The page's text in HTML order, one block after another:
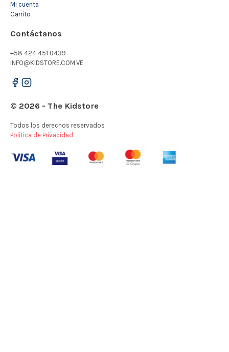
Mi cuenta
Carrito
Contáctanos
+58 424 451 0439
INFO@KIDSTORE.COM.VE
© 2026 - The Kidstore
Todos los derechos reservados
Política de Privacidad